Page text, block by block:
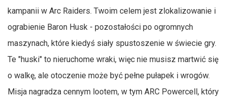
kampanii w Arc Raiders. Twoim celem jest zlokalizowanie i
ograbienie Baron Husk - pozostałości po ogromnych
maszynach, które kiedyś siały spustoszenie w świecie gry.
Te "huski" to nieruchome wraki, więc nie musisz martwić się
o walkę, ale otoczenie może być pełne pułapek i wrogów.
Misja nagradza cennym lootem, w tym ARC Powercell, który